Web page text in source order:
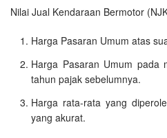
Nilai Jual Kendaraan Bermotor
Harga Pasaran Umum atas
Harga Pasaran Umum pada
tahun pajak sebelumnya.
Harga rata-rata yang
yang akurat.